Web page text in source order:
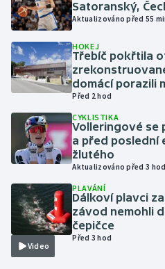
Lyže a snowboard
Moderní pětiboj
Motorsport
Olympijské hry
Parasport
Plavání
Plážový volejbal
Satoranský,
Aktualizováno před 55
HOKEJ
Třebíč pokřtila
domácí porazili
Před 2 hod
CYKLISTIKA
Volleringové se
a před poslední
žlutého
Aktualizováno před 3 hod
Video
PLAVÁNÍ
Dálkoví plavci
závod nemohli
čepičce
Před 3 hod